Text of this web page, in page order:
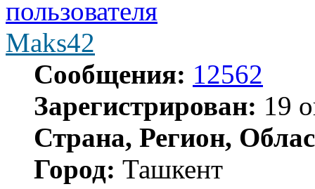
Maks42
Сообщения: 12562
Зарегистрирован: 19
Страна, Регион,
Город: Ташкент